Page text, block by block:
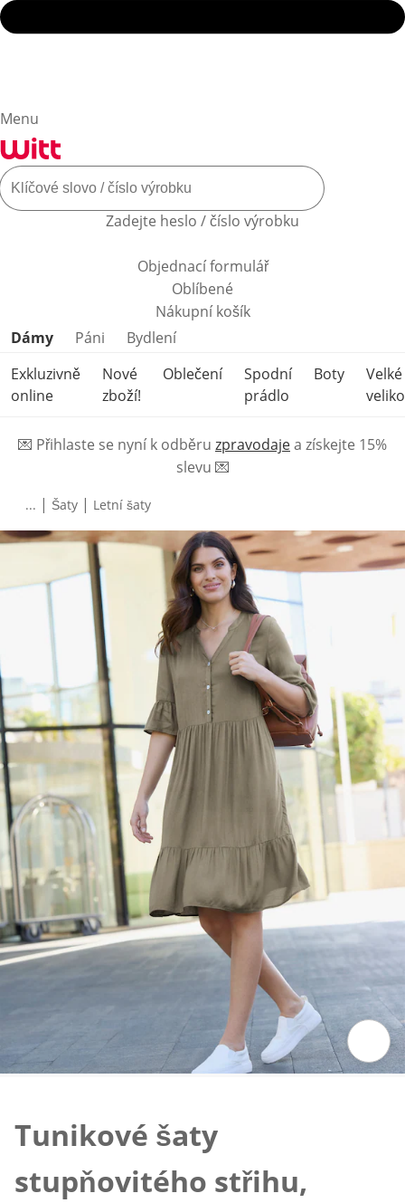
Menu
Zadejte heslo / číslo výrobku
Objednací formulář
Oblíbené
Nákupní košík
Přeskočit kategorie produktů
Dámy Páni
Bydlení
Exkluzivně
online
Nové
zboží!
Oblečení
Spodní
prádlo
Boty
Velké
💌 Přihlaste se nyní k odběru zpravodajea získejte 15%
slevu 💌
... | Šaty | Letní šaty
Tunikové šaty
stupňovitého střihu,